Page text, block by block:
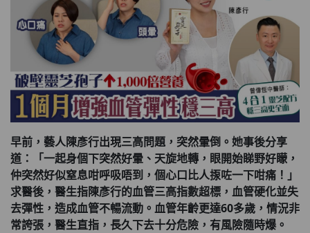
早前，藝人陳彥行出現三高問題，突然暈倒。她事後分享
道：「一起身個下突然好暈、天旋地轉，眼開始睇野好矇，
仲突然好似窒息咁呼吸唔到，個心口比人揼咗一下咁痛！」
求醫後，醫生指陳彥行的血管三高指數超標，血管硬化並失
去彈性，造成血管不暢流動。血管年齡更達60多歲，情況非
常誇張，醫生直指，長久下去十分危險，有風險隨時爆。